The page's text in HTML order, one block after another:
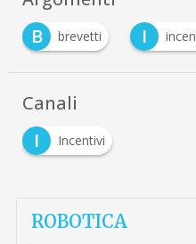
B
brevetti I
Canali
I
Incentivi
ROBOTICA